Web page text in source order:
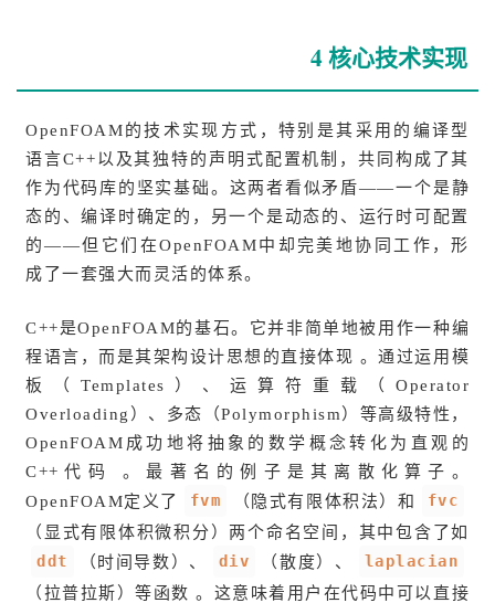
4 核心技术实现
OpenFOAM的技术实现方式，特别是其采用的编译型
语言C++以及其独特的声明式配置机制，共同构成了其
作为代码库的坚实基础。这两者看似矛盾——一个是静
态的、编译时确定的，另一个是动态的、运行时可配置
的——但它们在OpenFOAM中却完美地协同工作，形
成了一套强大而灵活的体系。
C++是OpenFOAM的基石。它并非简单地被用作一种编
程语言，而是其架构设计思想的直接体现 。通过运用模
板（Templates）、运算符重载（Operator
Overloading）、多态（Polymorphism）等高级特性，
OpenFOAM成功地将抽象的数学概念转化为直观的
C++代码 。最著名的例子是其离散化算子。
OpenFOAM定义了
fvm （隐式有限体积法）和
fvc
（显式有限体积微积分）两个命名空间，其中包含了如
ddt
（时间导数）、 div （散度）、
laplacian
（拉普拉斯）等函数 。这意味着用户在代码中可以直接